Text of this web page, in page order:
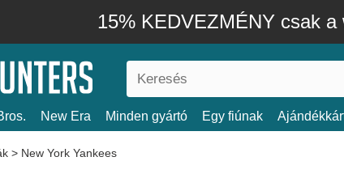
15% KEDVEZMÉNY csak a
New Era Minden gyártó Egy fiúnak
> New York Yankees